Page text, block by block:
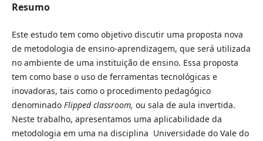
Resumo
Este estudo tem como objetivo discutir uma proposta nova
de metodologia de ensino-aprendizagem, que será utilizada
no ambiente de uma instituição de ensino. Essa proposta
tem como base o uso de ferramentas tecnológicas e
inovadoras, tais como o procedimento pedagógico
denominado Flipped classroom, ou sala de aula invertida.
Neste trabalho, apresentamos uma aplicabilidade da
metodologia em uma na disciplina Universidade do Vale do